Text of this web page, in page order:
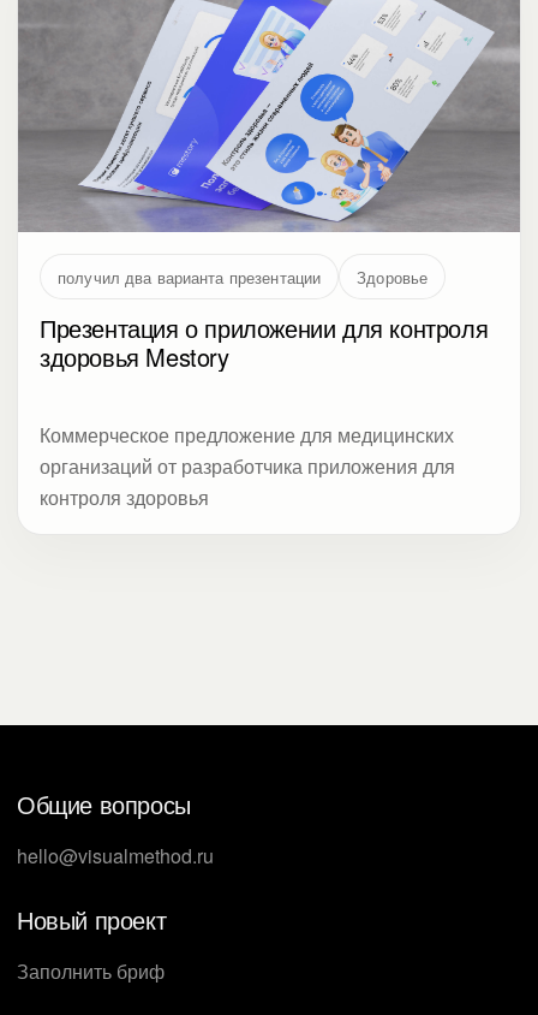
получил два варианта презентации Здоровье
Презентация о приложении для контроля
здоровья Mestory
Коммерческое предложение для медицинских
организаций от разработчика приложения для
контроля здоровья
Общие вопросы
hello@visualmethod.ru
Новый проект
Заполнить бриф